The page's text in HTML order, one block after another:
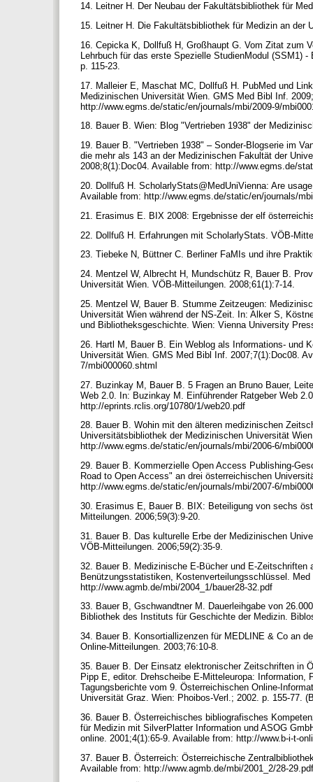
14. Leitner H. Der Neubau der Fakultätsbibliothek für
15. Leitner H. Die Fakultätsbibliothek für Medizin an
16. Cepicka K, Dollfuß H, Großhaupt G. Vom Zitat zum
Lehrbuch für das erste Spezielle StudienModul
p. 115-23.
17. Malleier E, Maschat MC, Dollfuß H. PubMed und
Medizinischen Universität Wien. GMS Med Bibl Inf.
http://www.egms.de/static/en/journals/mbi/2009-9/
18. Bauer B. Wien: Blog "Vertrieben 1938" der
19. Bauer B. "Vertrieben 1938" – Sonder-Blogserie im
die mehr als 143 an der Medizinischen Fakultät der
2008;8(1):Doc04. Available from: http://www.egms.de/
20. Dollfuß H. ScholarlyStats@MedUniVienna: Are
Available from: http://www.egms.de/static/en/journals/
21. Erasimus E. BIX 2008: Ergebnisse der elf
22. Dollfuß H. Erfahrungen mit ScholarlyStats. VÖB-
23. Tiebeke N, Büttner C. Berliner FaMIs und ihre
24. Mentzel W, Albrecht H, Mundschütz R, Bauer B.
Universität Wien. VÖB-Mitteilungen. 2008;61(1):7-14.
25. Mentzel W, Bauer B. Stumme Zeitzeugen:
Universität Wien während der NS-Zeit. In: Alker S,
und Bibliotheksgeschichte. Wien: Vienna University
26. Hartl M, Bauer B. Ein Weblog als Informations- und
Universität Wien. GMS Med Bibl Inf. 2007;7(1):Doc08.
7/mbi000060.shtml
27. Buzinkay M, Bauer B. 5 Fragen an Bruno Bauer,
Web 2.0. In: Buzinkay M. Einführender Ratgeber Web
http://eprints.rclis.org/10780/1/web20.pdf
28. Bauer B. Wohin mit den älteren medizinischen
Universitätsbibliothek der Medizinischen Universität
http://www.egms.de/static/en/journals/mbi/2006-6/
29. Bauer B. Kommerzielle Open Access Publishing-
Road to Open Access" an drei österreichischen
http://www.egms.de/static/en/journals/mbi/2007-6/
30. Erasimus E, Bauer B. BIX: Beteiligung von sechs
Mitteilungen. 2006;59(3):9-20.
31. Bauer B. Das kulturelle Erbe der Medizinischen
VÖB-Mitteilungen. 2006;59(2):35-9.
32. Bauer B. Medizinische E-Bücher und E-
Benützungsstatistiken, Kostenverteilungsschlüssel.
http://www.agmb.de/mbi/2004_1/bauer28-32.pdf
33. Bauer B, Gschwandtner M. Dauerleihgabe von
Bibliothek des Instituts für Geschichte der Medizin.
34. Bauer B. Konsortiallizenzen für MEDLINE & Co an
Online-Mitteilungen. 2003;76:10-8.
35. Bauer B. Der Einsatz elektronischer Zeitschriften in
Pipp E, editor. Drehscheibe E-Mitteleuropa:
Tagungsberichte vom 9. Österreichischen Online-
Universität Graz. Wien: Phoibos-Verl.; 2002. p. 155-77.
36. Bauer B. Österreichisches bibliografisches
für Medizin mit SilverPlatter Information und ASOG
online. 2001;4(1):65-9. Available from: http://www.b-i-t-
37. Bauer B. Österreich: Österreichische
Available from: http://www.agmb.de/mbi/2001_2/28-